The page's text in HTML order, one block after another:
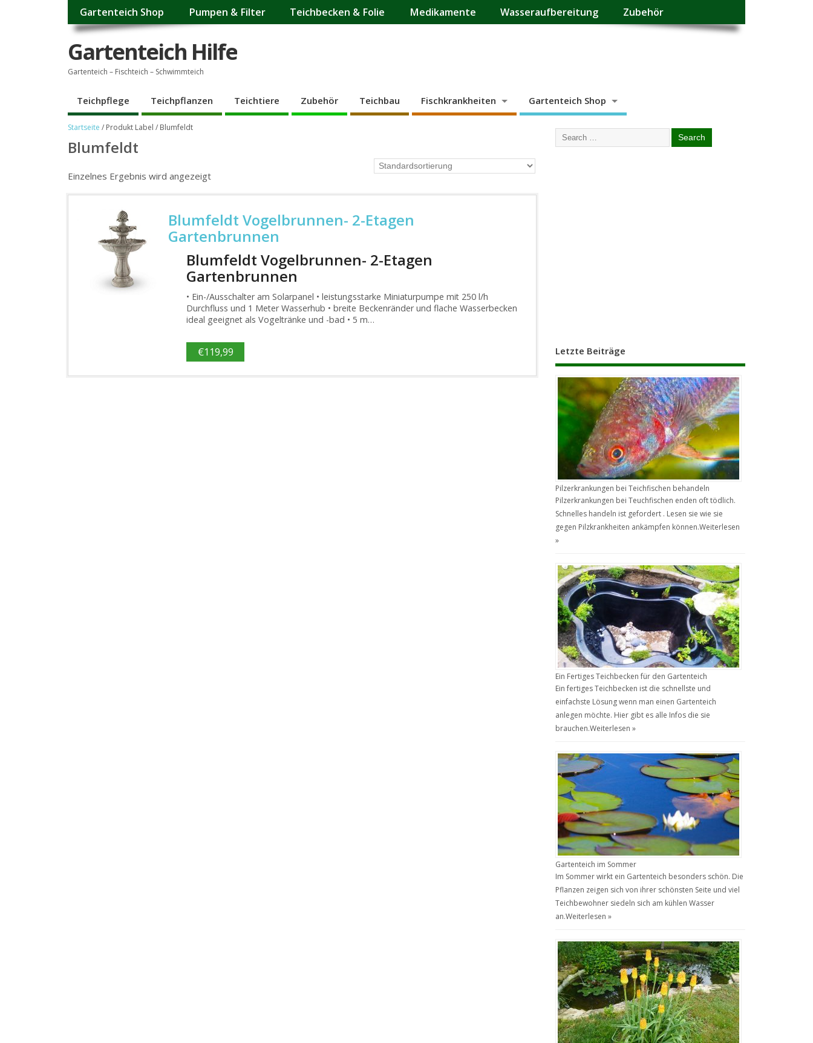
Gartenteich Shop Pumpen & Filter Teichbecken & Folie Medikamente Wasseraufbereitung Zubehör
Gartenteich Hilfe
Gartenteich – Fischteich – Schwimmteich
Teichpflege Teichpflanzen Teichtiere Zubehör Teichbau Fischkrankheiten Gartenteich Shop
Startseite / Produkt Label / Blumfeldt
Blumfeldt
Einzelnes Ergebnis wird angezeigt
Blumfeldt Vogelbrunnen- 2-Etagen
Gartenbrunnen
Blumfeldt Vogelbrunnen- 2-Etagen
Gartenbrunnen
• Ein-/Ausschalter am Solarpanel • leistungsstarke Miniaturpumpe mit 250 l/h
Durchfluss und 1 Meter Wasserhub • breite Beckenränder und flache Wasserbecken
ideal geeignet als Vogeltränke und -bad • 5 m…
€119,99 Letzte Beiträge
Pilzerkrankungen bei Teichfischen behandeln
Pilzerkrankungen bei Teuchfischen enden oft tödlich.
Schnelles handeln ist gefordert . Lesen sie wie sie
gegen Pilzkrankheiten ankämpfen können.Weiterlesen
»
Ein Fertiges Teichbecken für den Gartenteich
Ein fertiges Teichbecken ist die schnellste und
einfachste Lösung wenn man einen Gartenteich
anlegen möchte. Hier gibt es alle Infos die sie
brauchen.Weiterlesen »
Gartenteich im Sommer
Im Sommer wirkt ein Gartenteich besonders schön. Die
Pflanzen zeigen sich von ihrer schönsten Seite und viel
Teichbewohner siedeln sich am kühlen Wasser
an.Weiterlesen »